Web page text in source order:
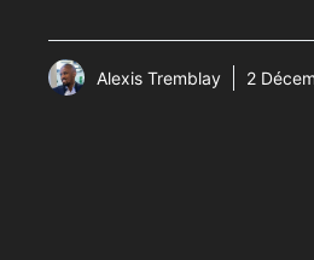
Alexis Tremblay 2